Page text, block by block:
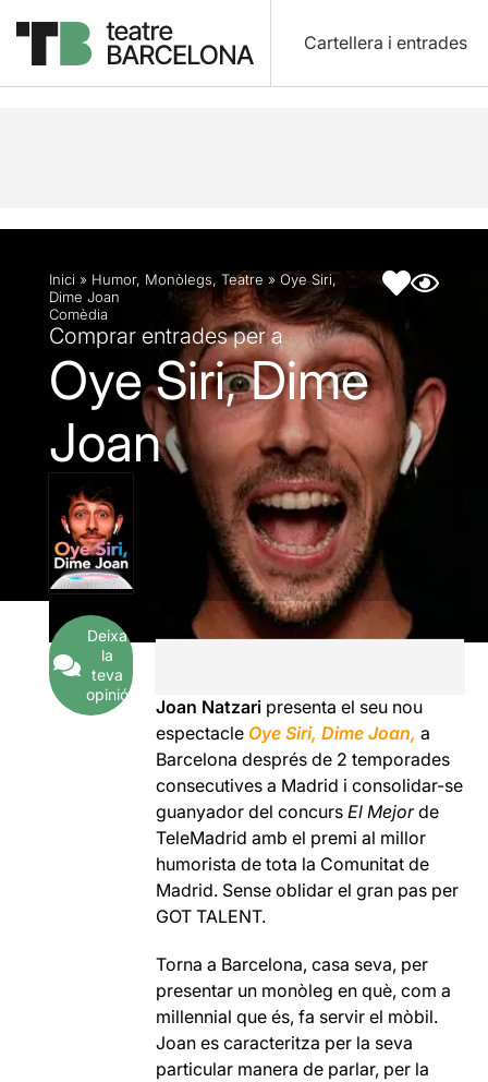
Cartellera i entrades
Descripció Fitxa artística
Inici » Humor, Monòlegs, Teatre » Oye Siri,
Dime Joan
Comèdia
Comprar entrades per a
Oye Siri, Dime
Joan
Deixa
la
teva
opinió
Joan Natzari presenta el seu nou
espectacle Oye Siri, Dime Joan,a
Barcelona després de 2 temporades
consecutives a Madrid i consolidar-se
guanyador del concursEl Mejorde
TeleMadrid amb el premi al millor
humorista de tota la Comunitat de
Madrid. Sense oblidar el gran pas per
GOT TALENT.
Torna a Barcelona, ​​casa seva, per
presentar un monòleg en què, com a
millennial que és, fa servir el mòbil.
Joan es caracteritza per la seva
particular manera de parlar, per la